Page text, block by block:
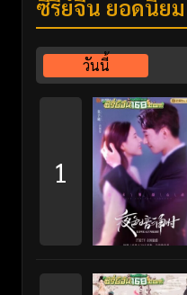
ซีรี่ย์จีน ยอดนิยม
วันนี้
1